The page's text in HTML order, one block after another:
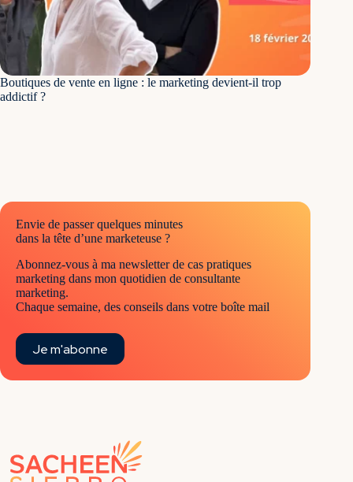
Boutiques de vente en ligne : le marketing devient-il trop
addictif ?
Envie de passer quelques minutes
dans la tête d’une marketeuse ?
Abonnez-vous à ma newsletter de cas pratiques
marketing dans mon quotidien de consultante
marketing.
Chaque semaine, des conseils dans votre boîte mail
Je m'abonne